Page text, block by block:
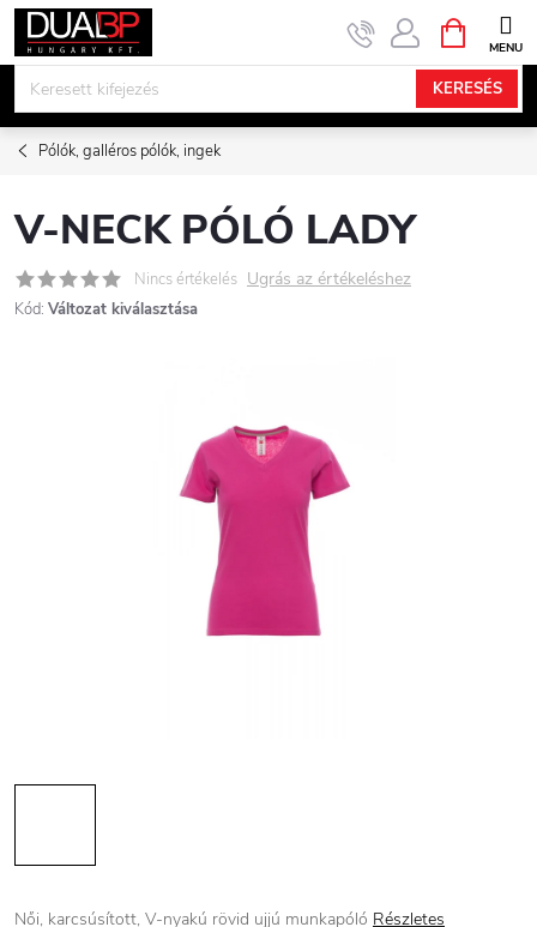
Ugrás
KERESÉS
KOSÁR
Pólók, galléros pólók, ingek
V-NECK PÓLÓ LADY
Nincs értékelés Ugrás az értékeléshez
Kód: Változat kiválasztása
Női, karcsúsított, V-nyakú rövid ujjú munkapóló Részletes